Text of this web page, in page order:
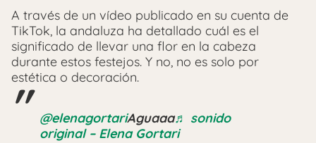
A través de un vídeo publicado en su cuenta de
TikTok, la andaluza ha detallado cuál es el
significado de llevar una flor en la cabeza
durante estos festejos. Y no, no es solo por
estética o decoración.
@elenagortariAguaaa♬ sonido
original – Elena Gortari